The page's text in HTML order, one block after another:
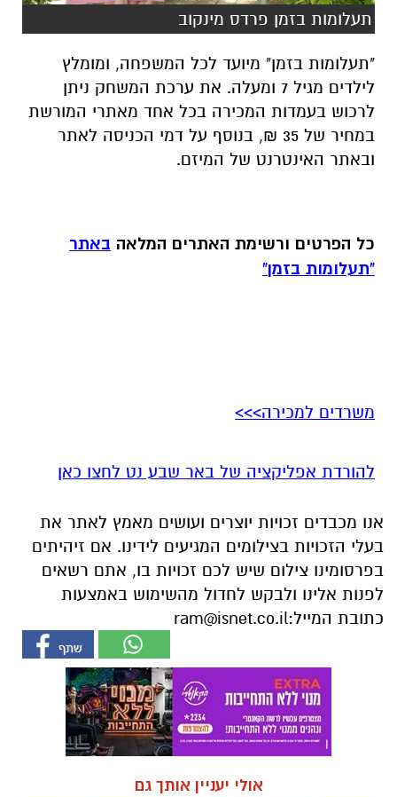
תעלומות בזמן פרדס מינקוב
"תעלומות בזמן" מיועד לכל המשפחה, ומומלץ
לילדים מגיל 7 ומעלה. את ערכת המשחק ניתן
לרכוש בעמדות המכירה בכל אחד מאתרי המורשת
במחיר של 35 ₪, בנוסף על דמי הכניסה לאתר
ובאתר האינטרנט של המיזם.
כל הפרטים ורשימת האתרים המלאה באתר
"תעלומות בזמן"
משרדים למכירה>>>
להורדת אפליקציה של באר שבע נט לחצו כאן
אנו מכבדים זכויות יוצרים ועושים מאמץ לאתר את
בעלי הזכויות בצילומים המגיעים לידינו. אם זיהיתים
בפרסומינו צילום שיש לכם זכויות בו, אתם רשאים
לפנות אלינו ולבקש לחדול מהשימוש באמצעות
כתובת המייל:ram@isnet.co.il
אולי יעניין אותך גם